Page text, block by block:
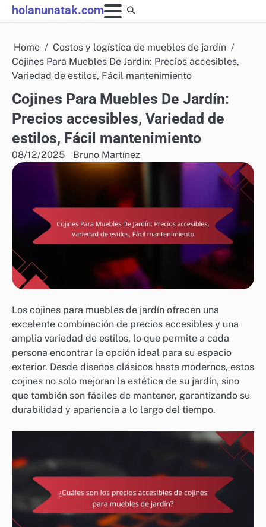
Skip
to
holanunatak.com
Home
Costos y logística de muebles de jardín
Cojines Para Muebles De Jardín: Precios accesibles,
Variedad de estilos, Fácil mantenimiento
Cojines Para Muebles De Jardín:
Precios accesibles, Variedad de
estilos, Fácil mantenimiento
08/12/2025 Bruno Martínez
Los cojines para muebles de jardín ofrecen una
excelente combinación de precios accesibles y una
amplia variedad de estilos, lo que permite a cada
persona encontrar la opción ideal para su espacio
exterior. Desde diseños clásicos hasta modernos, estos
cojines no solo mejoran la estética de su jardín, sino
que también son fáciles de mantener, garantizando su
durabilidad y apariencia a lo largo del tiempo.